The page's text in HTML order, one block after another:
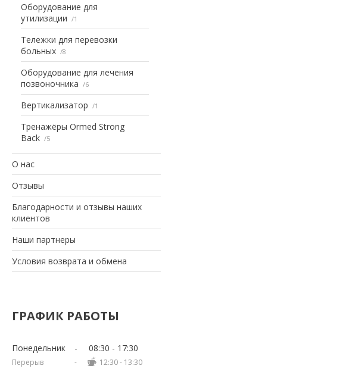
Оборудование для
утилизации
1
Тележки для перевозки
больных
8
Оборудование для лечения
позвоночника
6
Вертикализатор 1
Тренажёры Ormed Strong
Back
5
О нас
Отзывы
Благодарности и отзывы наших
клиентов
Наши партнеры
Условия возврата и обмена
ГРАФИК РАБОТЫ
Понедельник 08:30 17:30
12:30 13:30